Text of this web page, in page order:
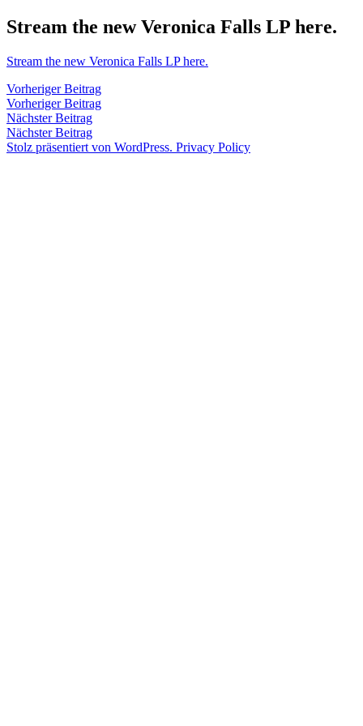
Zum
Inhalt
Stream the new Veronica Falls LP here.
von
September
2011
einen
Kommentar
zu
Stream
the
Stream the new Veronica Falls LP here.
Veröffentlicht
von
snhpfr
20.
September
2011
Veröffentlicht
in
Uncategorized
Schlagwörter:
2k11,
album
stream,
link,
Beitragsnavigation
Vorheriger BeitragVorheriger
Beitrag:
Vorheriger Beitrag
Nächster BeitragNächster
Beitrag:
Nächster Beitrag
Stolz präsentiert von WordPress. Privacy Policy